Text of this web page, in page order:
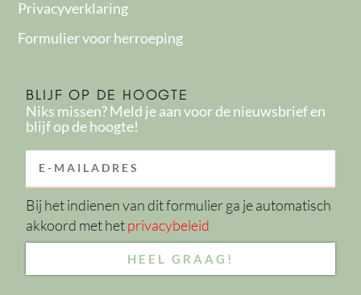
Privacyverklaring
Formulier voor herroeping
BLIJF OP DE HOOGTE
Niks missen? Meld je aan voor de nieuwsbrief en
blijf op de hoogte!
Bij het indienen van dit formulier ga je automatisch
akkoord met hetprivacybeleid
HEEL GRAAG!